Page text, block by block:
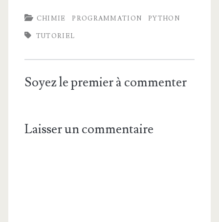
CHIMIE PROGRAMMATION PYTHON
TUTORIEL
Soyez le premier à commenter
Laisser un commentaire